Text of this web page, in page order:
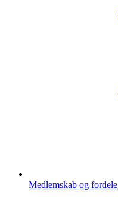
Medlemskab og fordele